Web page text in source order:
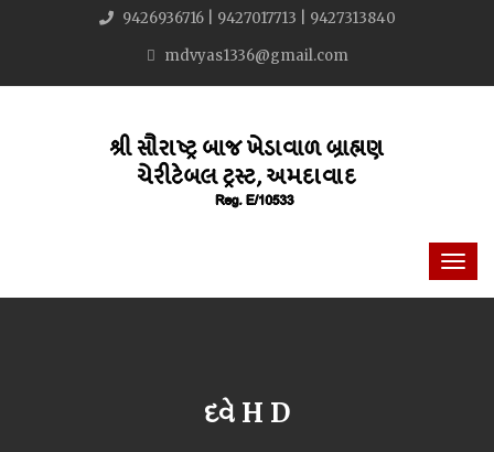
9426936716 | 9427017713 | 9427313840
mdvyas1336@gmail.com
દવે H D